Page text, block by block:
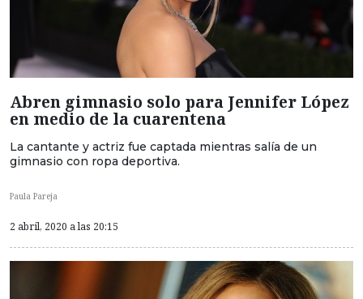
Abren gimnasio solo para Jennifer López
en medio de la cuarentena
La cantante y actriz fue captada mientras salía de un
gimnasio con ropa deportiva.
Paula Pareja
2 abril, 2020 a las 20:15